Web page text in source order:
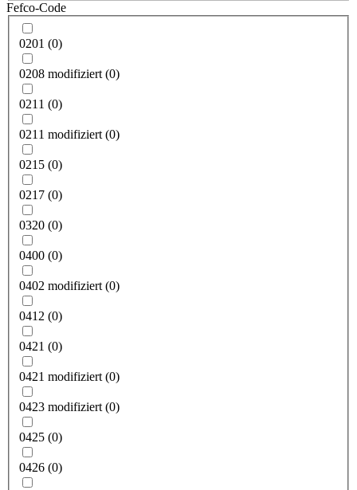
Fefco-Code
0201 (0)
0208 modifiziert (0)
0211 (0)
0211 modifiziert (0)
0215 (0)
0217 (0)
0320 (0)
0400 (0)
0402 modifiziert (0)
0412 (0)
0421 (0)
0421 modifiziert (0)
0423 modifiziert (0)
0425 (0)
0426 (0)